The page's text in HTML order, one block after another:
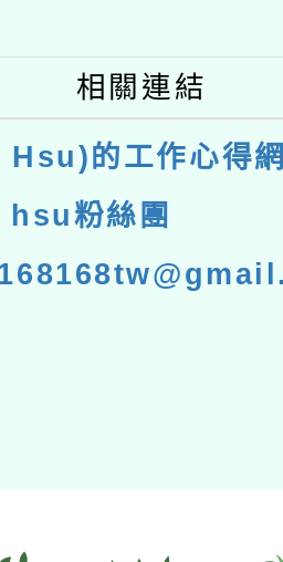
相關連結
的工作心得
粉絲團